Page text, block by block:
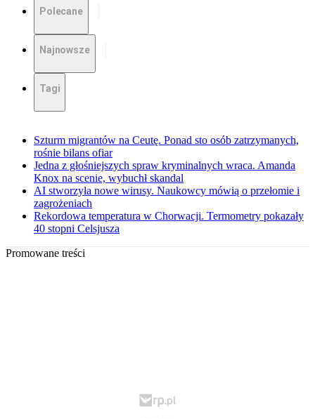
Polecane
Najnowsze
Tagi
Szturm migrantów na Ceutę. Ponad sto osób zatrzymanych,
rośnie bilans ofiar
Jedna z głośniejszych spraw kryminalnych wraca. Amanda
Knox na scenie, wybuchł skandal
AI stworzyła nowe wirusy. Naukowcy mówią o przełomie i
zagrożeniach
Rekordowa temperatura w Chorwacji. Termometry pokazały
40 stopni Celsjusza
Promowane treści